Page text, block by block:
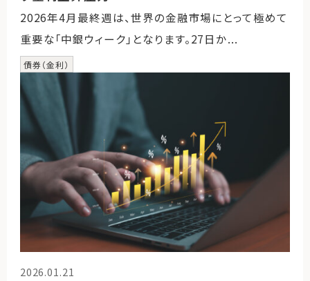
2026年4月最終週は、世界の金融市場にとって極めて
重要な「中銀ウィーク」となります。27日か...
債券（金利）
2026.01.21